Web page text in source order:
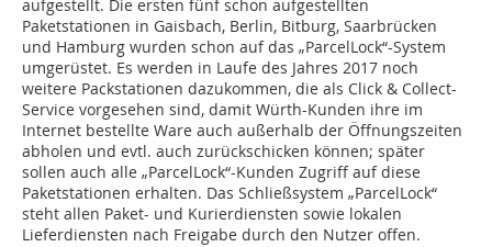
aufgestellt. Die ersten fünf schon aufgestellten
Paketstationen in Gaisbach, Berlin, Bitburg, Saarbrücken
und Hamburg wurden schon auf das „ParcelLock“-System
umgerüstet. Es werden in Laufe des Jahres 2017 noch
weitere Packstationen dazukommen, die als Click & Collect-
Service vorgesehen sind, damit Würth-Kunden ihre im
Internet bestellte Ware auch außerhalb der Öffnungszeiten
abholen und evtl. auch zurückschicken können; später
sollen auch alle „ParcelLock“-Kunden Zugriff auf diese
Paketstationen erhalten. Das Schließsystem „ParcelLock“
steht allen Paket- und Kurierdiensten sowie lokalen
Lieferdiensten nach Freigabe durch den Nutzer offen.